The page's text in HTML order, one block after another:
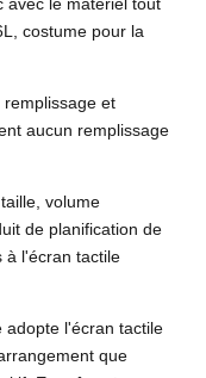
costume pour la
et
aucun remplissage
volume
de planification de
à l'écran tactile
adopte l'écran tactile
que